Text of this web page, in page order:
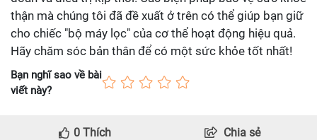
thận mà chúng tôi đã đề xuất ở trên có thể giúp bạn giữ
cho chiếc "bộ máy lọc" của cơ thể hoạt động hiệu quả.
Hãy chăm sóc bản thân để có một sức khỏe tốt nhất!
Bạn nghĩ sao về bài
viết này?
0 Thích Chia sẻ